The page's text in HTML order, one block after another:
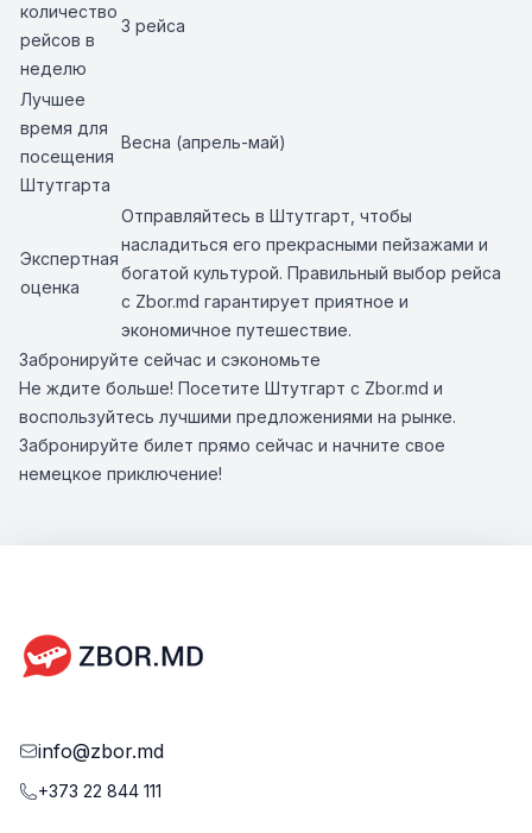
количество
рейсов в
неделю
3 рейса
Лучшее
время для
посещения
Штутгарта
Весна (апрель-май)
Экспертная
оценка
Отправляйтесь в Штутгарт, чтобы
насладиться его прекрасными пейзажами и
богатой культурой. Правильный выбор рейса
с Zbor.md гарантирует приятное и
экономичное путешествие.
Забронируйте сейчас и сэкономьте
Не ждите больше! Посетите Штутгарт с Zbor.md и
воспользуйтесь лучшими предложениями на рынке.
Забронируйте билет прямо сейчас и начните свое
немецкое приключение!
info@zbor.md
+373 22 844 111